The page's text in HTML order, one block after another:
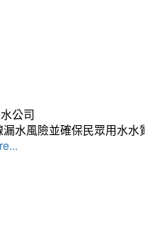
公司
水風險並確保民眾用水